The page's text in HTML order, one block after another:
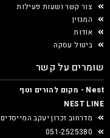
צור קשר ושעות פעילות
המגזין
אודות
ביטול עסקה
שומרים על קשר
Nest - מקום להורים וטף
NEST LINE
מדרחוב זכרון יעקב המייסדים 52
051-2525380